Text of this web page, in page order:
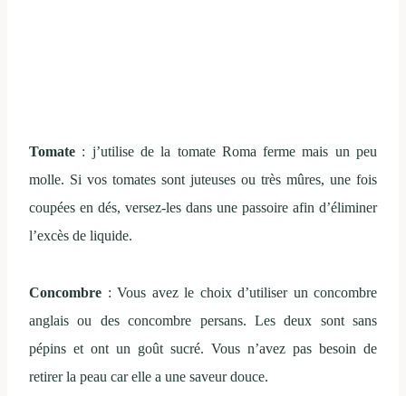
Tomate : j’utilise de la tomate Roma ferme mais un peu
molle. Si vos tomates sont juteuses ou très mûres, une fois
coupées en dés, versez-les dans une passoire afin d’éliminer
l’excès de liquide.
Concombre : Vous avez le choix d’utiliser un concombre
anglais ou des concombre persans. Les deux sont sans
pépins et ont un goût sucré. Vous n’avez pas besoin de
retirer la peau car elle a une saveur douce.